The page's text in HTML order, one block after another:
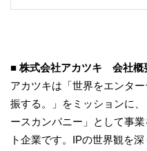
■ 株式会社アカツキ 会社概
アカツキは「世界をエンタ
振する。」をミッションに
ースカンパニー」として事
ト企業です。IPの世界観を